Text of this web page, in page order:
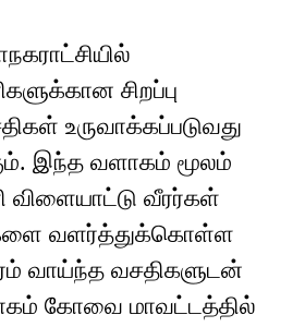
சிறப்பு
உருவாக்கப்படுவது
இந்த வளாகம் மூலம்
விளையாட்டு வீரர்கள்
வளர்த்துக்கொள்ள
வாய்ந்த வசதிகளுடன்
கோவை மாவட்டத்தில்